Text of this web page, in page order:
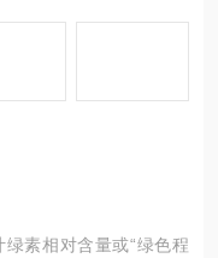
素相对含量或“绿色程